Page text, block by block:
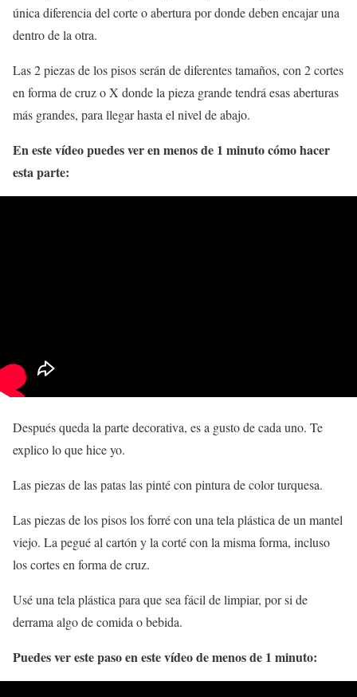
única diferencia del corte o abertura por donde deben encajar una
dentro de la otra.
Las 2 piezas de los pisos serán de diferentes tamaños, con 2 cortes
en forma de cruz o X donde la pieza grande tendrá esas aberturas
más grandes, para llegar hasta el nivel de abajo.
En este vídeo puedes ver en menos de 1 minuto cómo hacer
esta parte:
Después queda la parte decorativa, es a gusto de cada uno. Te
explico lo que hice yo.
Las piezas de las patas las pinté con pintura de color turquesa.
Las piezas de los pisos los forré con una tela plástica de un mantel
viejo. La pegué al cartón y la corté con la misma forma, incluso
los cortes en forma de cruz.
Usé una tela plástica para que sea fácil de limpiar, por si de
derrama algo de comida o bebida.
Puedes ver este paso en este vídeo de menos de 1 minuto: